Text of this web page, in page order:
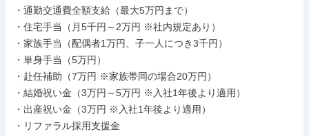
・通勤交通費全額支給（最大5万円まで）
・住宅手当（月5千円～2万円 ※社内規定あり）
・家族手当（配偶者1万円、子一人につき3千円）
・単身手当（5万円）
・赴任補助（7万円 ※家族帯同の場合20万円）
・結婚祝い金（3万円～5万円 ※入社1年後より適用）
・出産祝い金（3万円 ※入社1年後より適用）
・リファラル採用支援金